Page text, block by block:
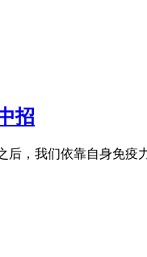
招
，我们依靠自身免